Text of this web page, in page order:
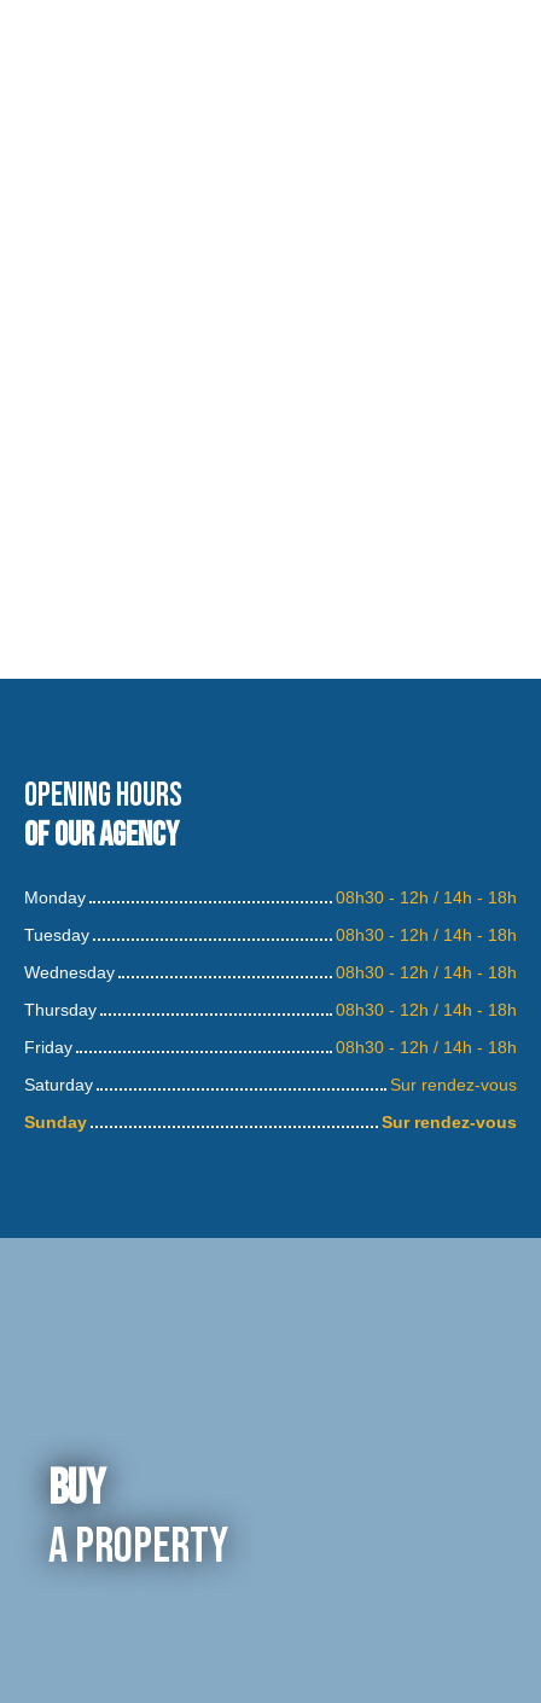
Opening hours
of our agency
Monday
08h30 - 12h / 14h - 18h
Tuesday
08h30 - 12h / 14h - 18h
Wednesday
08h30 - 12h / 14h - 18h
Thursday
08h30 - 12h / 14h - 18h
Friday
08h30 - 12h / 14h - 18h
Saturday
Sur rendez-vous
Sunday
Sur rendez-vous
Buy
a property